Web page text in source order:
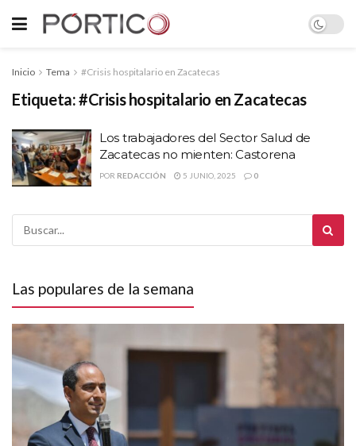
Inicio Tema #Crisis hospitalario en Zacatecas
Etiqueta:#Crisis hospitalario en Zacatecas
Los trabajadores del Sector Salud de
Zacatecas no mienten: Castorena
POR REDACCIÓN 5 JUNIO, 2025 0
Las populares de la semana